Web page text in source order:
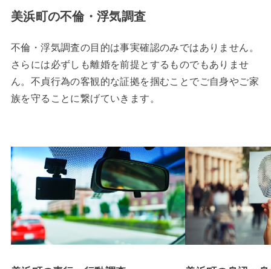
美浜町の不倫・浮気調査
不倫・浮気調査の目的は事実確認のみではありません。
さらには必ずしも離婚を前提とするものでもありませ
ん。不貞行為の客観的な証拠を掴むことでご自身やご家
族を守ることに繋げていきます。